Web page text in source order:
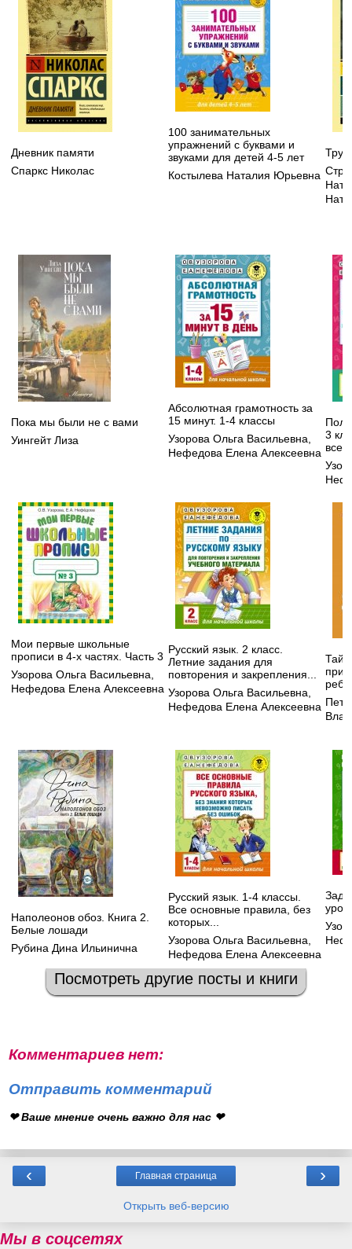
Дневник памяти
Спаркс Николас
100 занимательных
упражнений с буквами и
звуками для детей 4-5 лет
Костылева Наталия Юрьевна
Пока мы были не с вами
Уингейт Лиза
Абсолютная грамотность за
15 минут. 1-4 классы
Узорова Ольга Васильевна
Нефедова Елена Алексеевна
3
все
Мои первые школьные
прописи в 4-х частях. Часть 3
Узорова Ольга Васильевна
Нефедова Елена Алексеевна
Русский язык. 2 класс.
Летние задания для
повторения и закрепления...
Узорова Ольга Васильевна
Нефедова Елена Алексеевна
Наполеонов обоз. Книга 2.
Белые лошади
Рубина Дина Ильинична
Русский язык. 1-4 классы.
Все основные правила, без
которых...
Узорова Ольга Васильевна
Нефедова Елена Алексеевна
Посмотреть другие посты и книги
Комментариев нет:
Отправить комментарий
❤ Ваше мнение очень важно для нас ❤
‹ ›
Главная страница
Открыть веб-версию
Мы в соцсетях